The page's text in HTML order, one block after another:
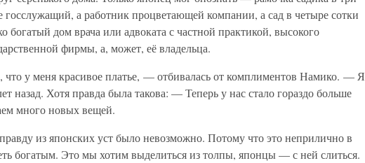
а работник процветающей компании, а сад в четыре сотки
богатый дом врача или адвоката с частной практикой, высокого
фирмы, а, может, её владельца.
у меня красивое платье, — отбивалась от комплиментов Намико. — Я
назад. Хотя правда была такова: — Теперь у нас стало гораздо больше
много новых вещей.
из японских уст было невозможно. Потому что это неприлично в
богатым. Это мы хотим выделиться из толпы, японцы — с ней слиться.